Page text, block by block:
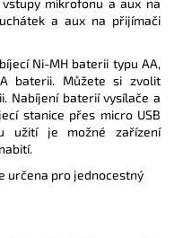
a aux na přijímači
Ni-MH baterii typu AA,
baterii. Můžete si zvolit
Nabíjení baterií vysílače a
stanice přes micro USB
užití je možné zařízení
určena pro jednocestný